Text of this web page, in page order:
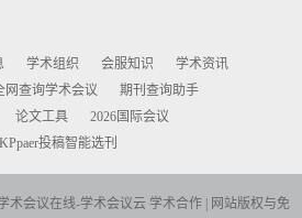
与光电子…
学术组织 会服知识
学术资讯
网查询学术会议
期刊查询助手
论文工具
2026国际会议
投稿智能选刊
术会议在线-学术会议云 学术合作 网站版权与免